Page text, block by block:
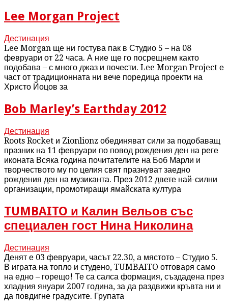
Lee Morgan Project
Дестинация
Lee Morgan ще ни гостува пак в Студио 5 – на 08
февруари от 22 часа. А ние ще го посрещнем както
подобава – с много джаз и почести. Lee Morgan Project е
част от традиционната ни вече поредица проекти на
Христо Йоцов за
Bob Marley’s Earthday 2012
Дестинация
Roots Rocket и Zionlionz обединяват сили за подобаващ
празник на 11 февруари по повод рождения ден на реге
иконата Всяка година почитателите на Боб Марли и
творчеството му по целия свят празнуват заедно
рождения ден на музиканта. През 2012 двете най-силни
организации, промотиращи ямайската култура
TUMBAITO и Калин Вельов със
специален гост Нина Николина
Дестинация
Денят е 03 февруари, часът 22.30, а мястото – Студио 5.
В играта на топло и студено, TUMBAITO отговаря само
на едно – горещо! Те са салса формация, създадена през
хладния януари 2007 година, за да раздвижи кръвта ни и
да повдигне градусите. Групата